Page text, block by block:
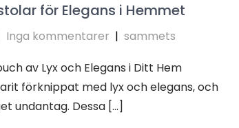
för Elegans i Hemmet
Inga kommentarer | sammets
av Lyx och Elegans i Ditt Hem
förknippat med lyx och elegans, och
undantag. Dessa […]